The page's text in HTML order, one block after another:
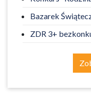
Bazarek
ZDR 3+